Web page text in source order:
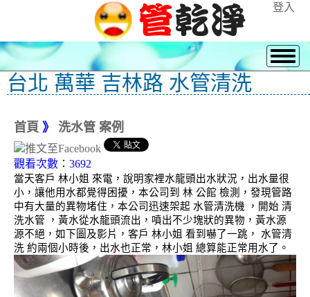
登入
台北 萬華 吉林路 水管清洗
首頁 》 洗水管 案例
觀看次數：3692
當天客戶 林小姐 來電，說明家裡水龍頭出水狀況，出水量很
小，讓他用水都覺得困擾，本公司到 林 公館 檢測，發現管路
中有大量的異物堵住，本公司迅速架起 水管清洗機 ，開始 清
洗水管 ，黃水從水龍頭流出，噴出不少塊狀的異物，黃水源
源不絕，如下圖及影片，客戶 林小姐 看到嚇了一跳， 水管清
洗 約兩個小時後，出水也正常，林小姐 總算能正常用水了。